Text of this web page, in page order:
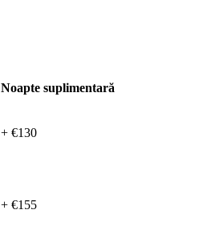
Noapte suplimentară
+ €130
+ €155